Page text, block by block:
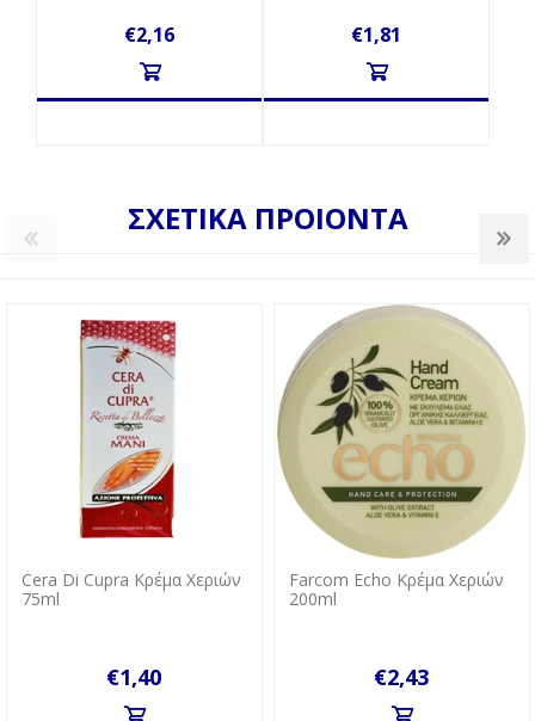
€2,16 €1,81
ΣΧΕΤΙΚΑ ΠΡΟΙΟΝΤΑ
Cera Di Cupra Κρέμα Χεριών
75ml
€1,40
Farcom Echo Κρέμα Χεριών
200ml
€2,43